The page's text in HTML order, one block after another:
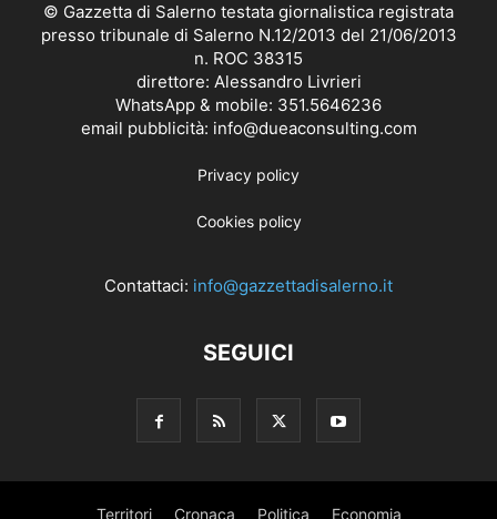
© Gazzetta di Salerno testata giornalistica registrata
presso tribunale di Salerno N.12/2013 del 21/06/2013
n. ROC 38315
direttore: Alessandro Livrieri
WhatsApp & mobile: 351.5646236
email pubblicità: info@dueaconsulting.com
Privacy policy
Cookies policy
Contattaci: info@gazzettadisalerno.it
SEGUICI
Territori Cronaca Politica Economia